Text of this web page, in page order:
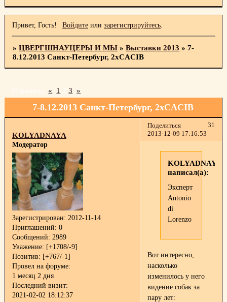
Привет, Гость! Войдитеили зарегистрируйтесь.
»ЦВЕРГШНАУЦЕРЫ И МЫ »Выставки 2013 »7-
8.12.2013 Санкт-Петербург, 2xCACIB
7-8.12.2013 Санкт-Петербург, 2xCACIB
Страница: « 1 2 3 »
Поделиться
31
2013-12-09 17:16:53
KOLYADNAYA
Модератор
Зарегистрирован: 2012-11-14
Приглашений: 0
Сообщений: 2989
Уважение: [+1708/-9]
Позитив: [+767/-1]
Провел на форуме:
1 месяц 2 дня
Последний визит:
2021-02-02 18:12:37
KOLYADNAYA
написал(а):
Эксперт
Antonio
di
Lorenzo
Вот интересно,
насколько
изменилось у него
видение собак за
пару лет: